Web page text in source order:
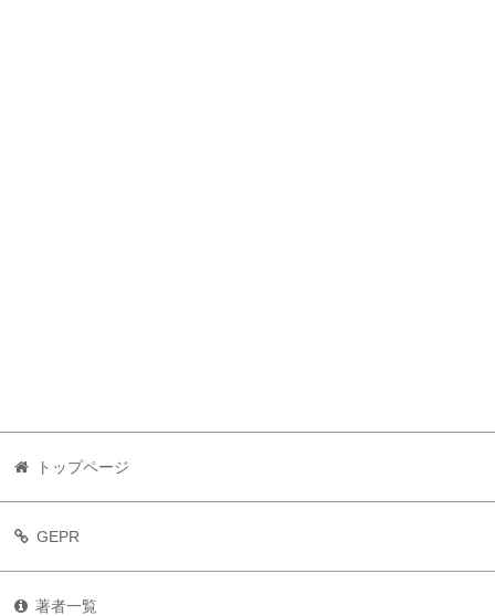
トップページ
GEPR
著者一覧